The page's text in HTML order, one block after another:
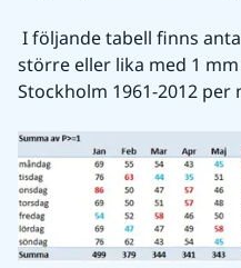
större eller lika med 1
Stockholm 1961-2012 per